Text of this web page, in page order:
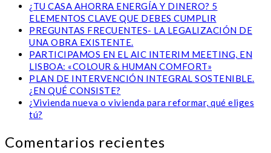
¿TU CASA AHORRA ENERGÍA Y DINERO? 5
ELEMENTOS CLAVE QUE DEBES CUMPLIR
PREGUNTAS FRECUENTES- LA LEGALIZACIÓN DE
UNA OBRA EXISTENTE.
PARTICIPAMOS EN EL AIC INTERIM MEETING, EN
LISBOA: «COLOUR & HUMAN COMFORT»
PLAN DE INTERVENCIÓN INTEGRAL SOSTENIBLE.
¿EN QUÉ CONSISTE?
¿Vivienda nueva o vivienda para reformar, qué eliges
tú?
Comentarios recientes